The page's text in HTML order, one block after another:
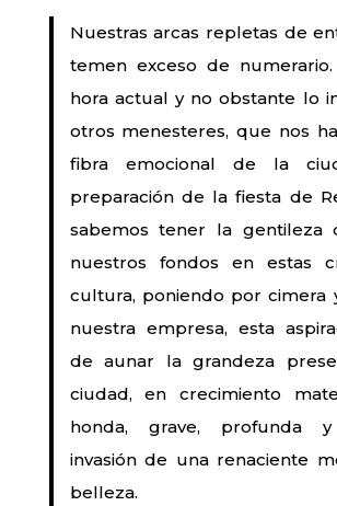
Nuestras arcas repletas de
temen exceso de
hora actual y no obstante lo
otros menesteres, que nos
fibra emocional de la
preparación de la fiesta de
sabemos tener la gentileza
nuestros fondos en estas
cultura, poniendo por cimera
nuestra empresa, esta
de aunar la grandeza
ciudad, en crecimiento
honda, grave, profunda y
invasión de una renaciente
belleza.